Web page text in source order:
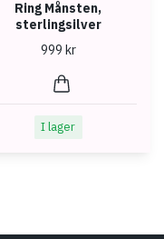
Ring Månsten,
sterlingsilver
999 kr
I lager